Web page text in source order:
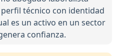
técnico con identidad
es un activo en un sector
confianza.